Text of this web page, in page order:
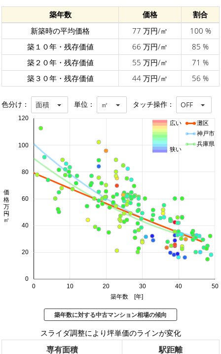
築年数 価格
割合
新築時の平均価格
77 万円/㎡
100 %
築１０年・残存価値
66 万円/㎡
85 %
築２０年・残存価値
55 万円/㎡
71 %
築３０年・残存価値
44 万円/㎡ 56 %
色分け： 面積 単位： ㎡ タッチ操作： OFF
0 10 20 30 40 50
0
20
40
60
80
100
120
築年数 [年]
価格 万円/㎡
灘区
神戸市
兵庫県
広い
狭い
築年数に対する中古マンション相場の傾向
スライダ調整により坪単価のラインが変化
専有面積 駅距離